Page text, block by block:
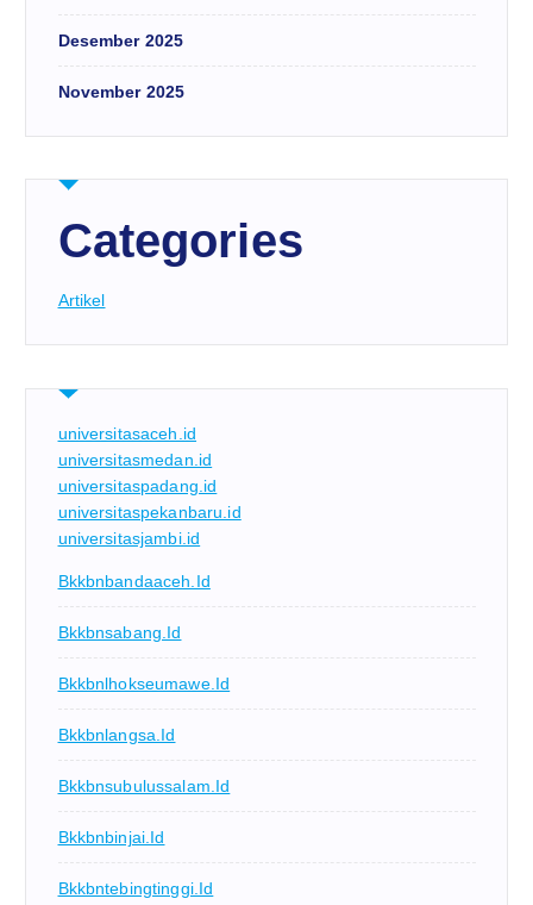
Desember 2025
November 2025
Categories
Artikel
universitasaceh.id
universitasmedan.id
universitaspadang.id
universitaspekanbaru.id
universitasjambi.id
Bkkbnbandaaceh.id
Bkkbnsabang.id
Bkkbnlhokseumawe.id
Bkkbnlangsa.id
Bkkbnsubulussalam.id
Bkkbnbinjai.id
Bkkbntebingtinggi.id